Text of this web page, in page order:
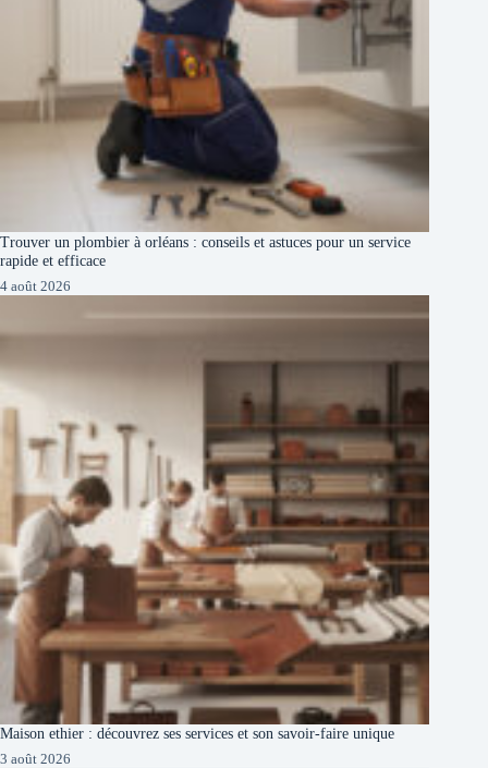
Trouver un plombier à orléans : conseils et astuces pour un service
rapide et efficace
4 août 2026
Maison ethier : découvrez ses services et son savoir-faire unique
3 août 2026